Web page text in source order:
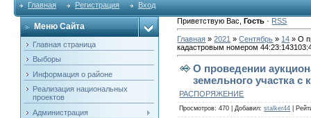
Главная Регистрация Вход
Меню Сайта
Главная страница
Выборы
Информация о районе
Реализация национальных
проектов
Администрация
Приветствую Вас ,Гость · RSS
Главная »2021 » Сентябрь » 14 » О
кадастровым номером
О проведении
земельного участка
РАСПОРЯЖЕНИЕ
Просмотров: 470 |Добавил:stalker44